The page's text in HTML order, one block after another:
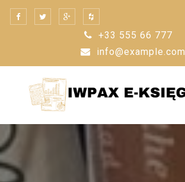
Skip
+33 555 66 777
info@example.com